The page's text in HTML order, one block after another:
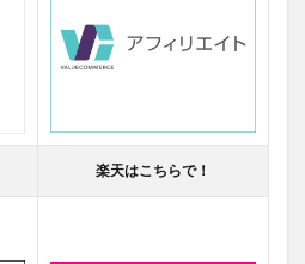
楽天はこちらで！